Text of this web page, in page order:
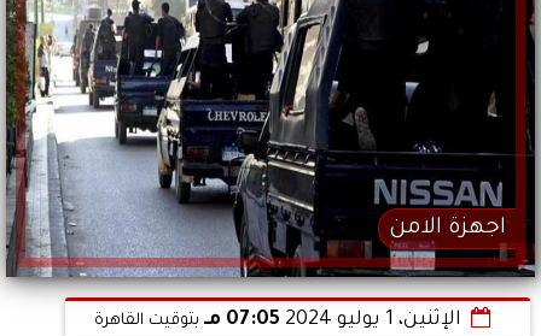
اجهزة الامن
الإثنين، 1 يوليو 2024 07:05 مـ بتوقيت القاهرة